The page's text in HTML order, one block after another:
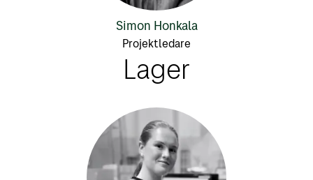
Simon Honkala
Projektledare
Lager